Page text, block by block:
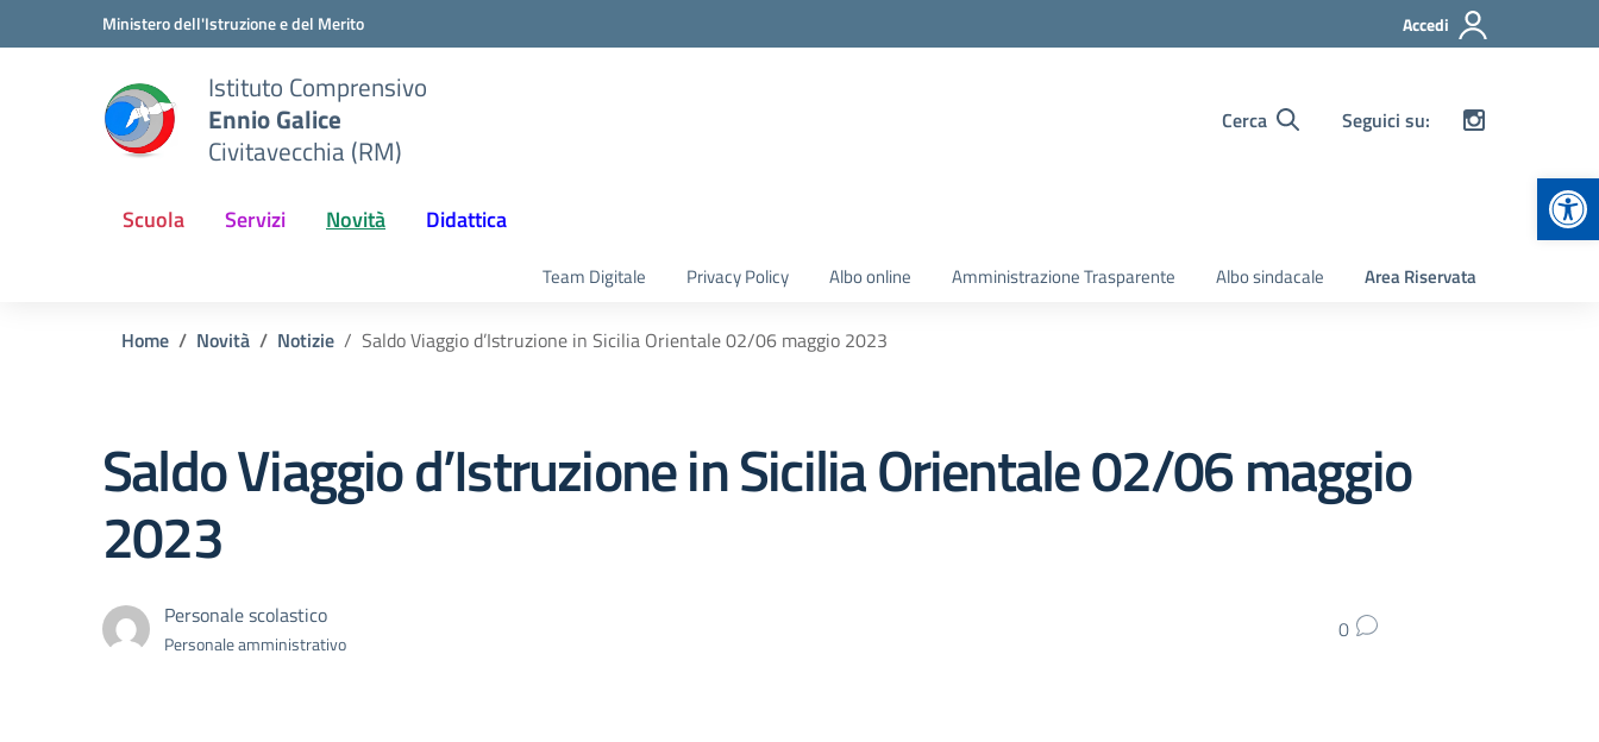
Vai ai contenuti
Vai al menu di navigazioneMinistero dell'Istruzione e del Merito Accedi
Istituto Comprensivo
Ennio Galice
Civitavecchia (RM)
Cerca Seguici su:
Scuola Servizi Novità Didattica
Team Digitale Privacy Policy Albo online Amministrazione Trasparente Albo sindacale Area Riservata
Home Novità Notizie Saldo Viaggio d’Istruzione in Sicilia Orientale 02/06 maggio 2023
Saldo Viaggio d’Istruzione in Sicilia Orientale 02/06 maggio
2023
Personale scolastico
Personale amministrativo 0